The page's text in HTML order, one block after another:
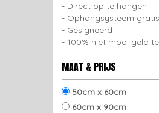
Direct op te hangen
Ophangsysteem
Gesigneerd
100% niet mooi geld
MAAT & PRIJS
50cm x 60cm
60cm x 90cm